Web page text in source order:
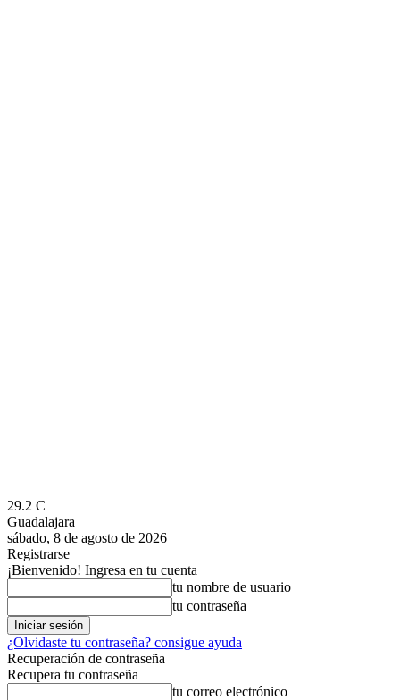
29.2 C
Guadalajara
sábado, 8 de agosto de 2026
Registrarse
¡Bienvenido! Ingresa en tu cuenta
tu nombre de usuario
tu contraseña
¿Olvidaste tu contraseña? consigue ayuda
Recuperación de contraseña
Recupera tu contraseña
tu correo electrónico